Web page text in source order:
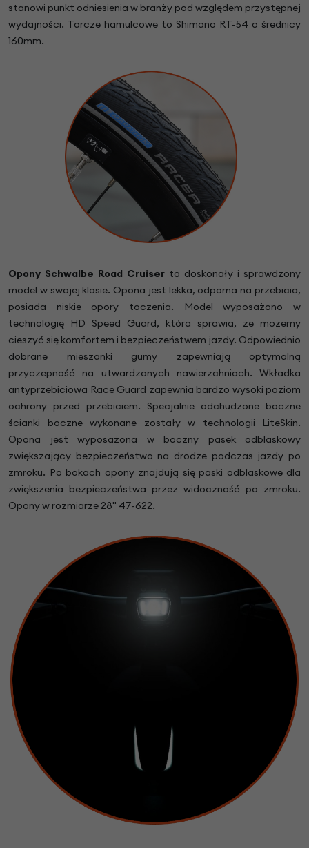
stanowi punkt odniesienia w branży pod względem przystępnej
wydajności. Tarcze hamulcowe to Shimano RT-54 o średnicy
160mm.
Opony Schwalbe Road Cruiser to doskonały i sprawdzony
model w swojej klasie. Opona jest lekka, odporna na przebicia,
posiada niskie opory toczenia. Model wyposażono w
technologię HD Speed Guard, która sprawia, że możemy
cieszyć się komfortem i bezpieczeństwem jazdy. Odpowiednio
dobrane mieszanki gumy zapewniają optymalną
przyczepność na utwardzanych nawierzchniach. Wkładka
antyprzebiciowa Race Guard zapewnia bardzo wysoki poziom
ochrony przed przebiciem. Specjalnie odchudzone boczne
ścianki boczne wykonane zostały w technologii LiteSkin.
Opona jest wyposażona w boczny pasek odblaskowy
zwiększający bezpieczeństwo na drodze podczas jazdy po
zmroku. Po bokach opony znajdują się paski odblaskowe dla
zwiększenia bezpieczeństwa przez widoczność po zmroku.
Opony w rozmiarze 28" 47-622.